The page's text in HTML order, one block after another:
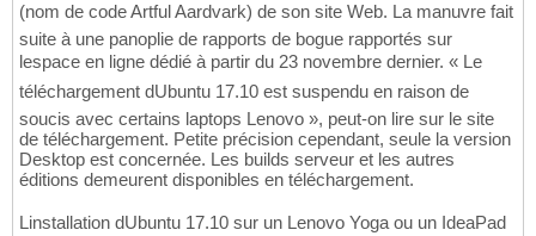
(nom de code Artful Aardvark) de son site Web. La manuvre fait
suite à une panoplie de rapports de bogue rapportés sur
lespace en ligne dédié à partir du 23 novembre dernier. « Le
téléchargement dUbuntu 17.10 est suspendu en raison de
soucis avec certains laptops Lenovo », peut-on lire sur le site
de téléchargement. Petite précision cependant, seule la version
Desktop est concernée. Les builds serveur et les autres
éditions demeurent disponibles en téléchargement.
Linstallation dUbuntu 17.10 sur un Lenovo Yoga ou un IdeaPad